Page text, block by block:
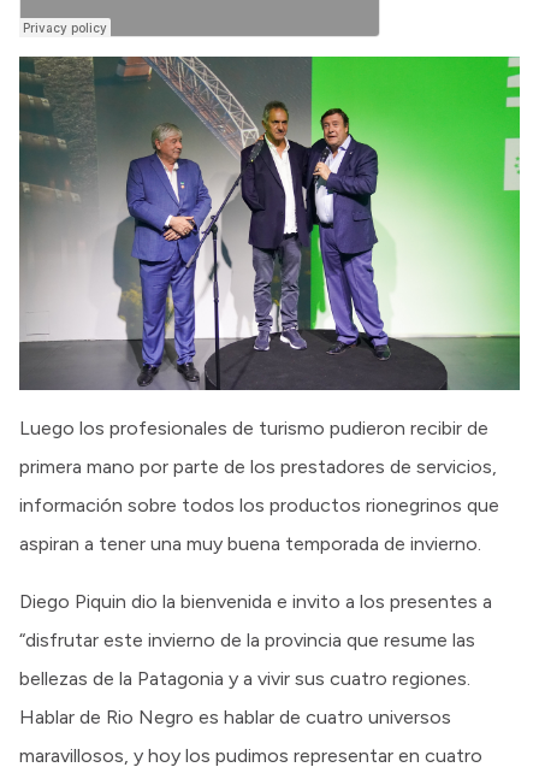
Luego los profesionales de turismo pudieron recibir de
primera mano por parte de los prestadores de servicios,
información sobre todos los productos rionegrinos que
aspiran a tener una muy buena temporada de invierno.
Diego Piquin dio la bienvenida e invito a los presentes a
“disfrutar este invierno de la provincia que resume las
bellezas de la Patagonia y a vivir sus cuatro regiones.
Hablar de Rio Negro es hablar de cuatro universos
maravillosos, y hoy los pudimos representar en cuatro